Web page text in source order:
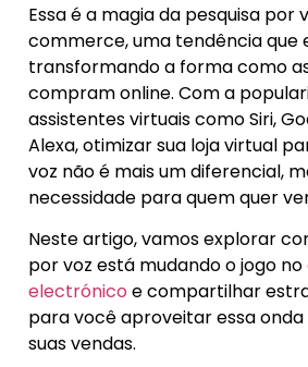
Essa é a magia da pesquisa por
commerce, uma tendência que
transformando a forma como
compram online. Com a
assistentes virtuais como Siri,
Alexa, otimizar sua loja virtual
voz não é mais um diferencial,
necessidade para quem quer
Neste artigo, vamos explorar
por voz está mudando o jogo no
electrónico e compartilhar
para você aproveitar essa
suas vendas.